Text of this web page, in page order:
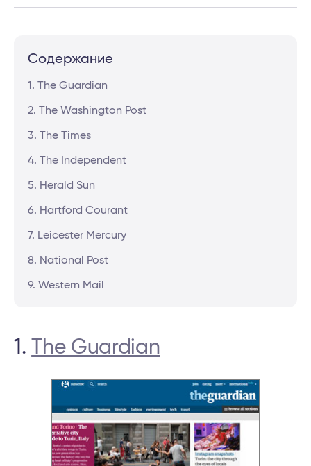
Содержание
1. The Guardian
2. The Washington Post
3. The Times
4. The Independent
5. Herald Sun
6. Hartford Courant
7. Leicester Mercury
8. National Post
9. Western Mail
1.The Guardian